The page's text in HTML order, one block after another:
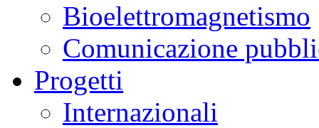
Bioelettromagnetismo
Comunicazione
Progetti
Internazionali